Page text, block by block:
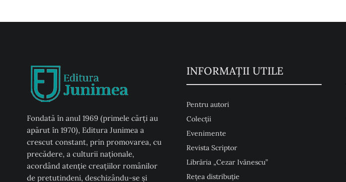
Fondată în anul 1969 (primele cărți au
apărut în 1970), Editura Junimea a
crescut constant, prin promovarea, cu
precădere, a culturii naţionale,
acordând atenţie creaţiilor românilor
de pretutindeni, deschizându-se şi
INFORMAŢII UTILE
Pentru autori
Colecţii
Evenimente
Revista Scriptor
Librăria „Cezar Ivănescu”
Rețea distribuție